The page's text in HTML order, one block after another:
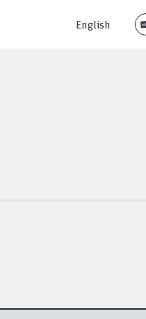
English